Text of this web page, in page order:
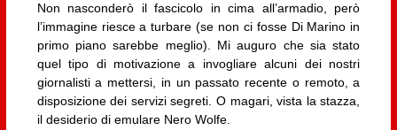
Non nasconderò il fascicolo in cima all’armadio, però
l’immagine riesce a turbare (se non ci fosse Di Marino in
primo piano sarebbe meglio). Mi auguro che sia stato
quel tipo di motivazione a invogliare alcuni dei nostri
giornalisti a mettersi, in un passato recente o remoto, a
disposizione dei servizi segreti. O magari, vista la stazza,
il desiderio di emulare Nero Wolfe.